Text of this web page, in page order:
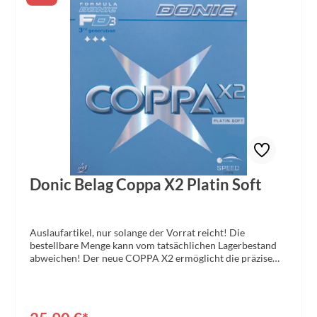
Donic Belag Coppa X2 Platin Soft
Auslaufartikel, nur solange der Vorrat reicht! Die
bestellbare Menge kann vom tatsächlichen Lagerbestand
abweichen! Der neue COPPA X2 ermöglicht die präzise